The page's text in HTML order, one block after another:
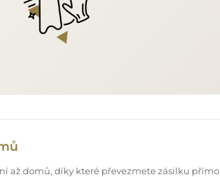
až domů, díky které převezmete zásilku přímo